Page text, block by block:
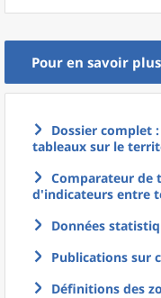
Pour en savoir plus
Dossier complet
tableaux sur le
Comparateur de
d'indicateurs entre
Données
Publications sur
Définitions des